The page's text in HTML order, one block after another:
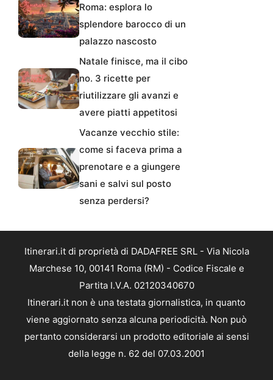
Roma: esplora lo
splendore barocco di un
palazzo nascosto
Natale finisce, ma il cibo
no. 3 ricette per
riutilizzare gli avanzi e
avere piatti appetitosi
Vacanze vecchio stile:
come si faceva prima a
prenotare e a giungere
sani e salvi sul posto
senza perdersi?
Itinerari.it di proprietà di DADAFREE SRL - Via Nicola
Marchese 10, 00141 Roma (RM) - Codice Fiscale e
Partita I.V.A. 02120340670
Itinerari.it non è una testata giornalistica, in quanto
viene aggiornato senza alcuna periodicità. Non può
pertanto considerarsi un prodotto editoriale ai sensi
della legge n. 62 del 07.03.2001